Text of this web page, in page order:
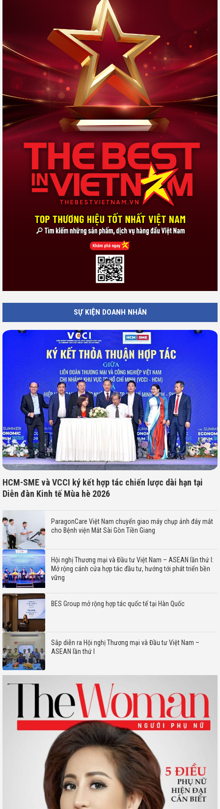
SỰ KIỆN DOANH NHÂN
HCM-SME và VCCI ký kết hợp tác chiến lược dài hạn tại
Diễn đàn Kinh tế Mùa hè 2026
ParagonCare Việt Nam chuyển giao máy chụp ảnh đáy mắt
cho Bệnh viện Mắt Sài Gòn Tiền Giang
Hội nghị Thương mại và Đầu tư Việt Nam – ASEAN lần thứ I:
Mở rộng cánh cửa hợp tác đầu tư, hướng tới phát triển bền
vững
BES Group mở rộng hợp tác quốc tế tại Hàn Quốc
Sắp diễn ra Hội nghị Thương mại và Đầu tư Việt Nam –
ASEAN lần thứ I